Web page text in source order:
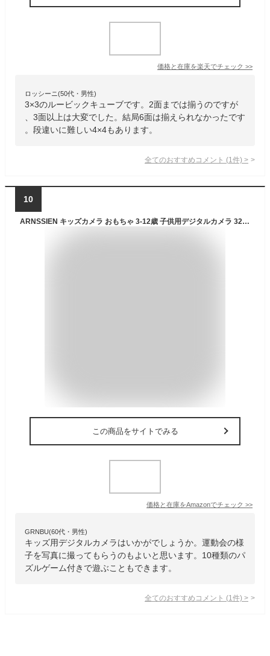
価格と在庫を楽天でチェック >>
ロッシーニ(50代・男性)
3×3のルービックキューブです。2面までは揃うのですが
、3面以上は大変でした。結局6面は揃えられなかったです
。段違いに難しい4×4もあります。
全てのおすすめコメント (1 件) >
10
ARNSSIEN キッズカメラ おもちゃ 3-12歳 子供用デジタルカメラ 32GB TFカード付き 誕生日クリスマスプレゼント 自撮り動画対応 X101
この商品をサイトでみる
価格と在庫をAmazonでチェック >>
GRNBU(60代・男性)
キッズ用デジタルカメラはいかがでしょうか。運動会の様
子を写真に撮ってもらうのもよいと思います。10種類のパ
ズルゲーム付きで遊ぶこともできます。
全てのおすすめコメント (1 件) >